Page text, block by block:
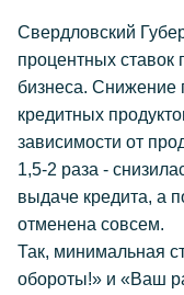
Свердловский
процентных ставок
бизнеса. Снижение
кредитных
зависимости от
1,5-2 раза -
выдаче кредита, а
отменена совсем.
Так, минимальная
обороты!» и «Ваш